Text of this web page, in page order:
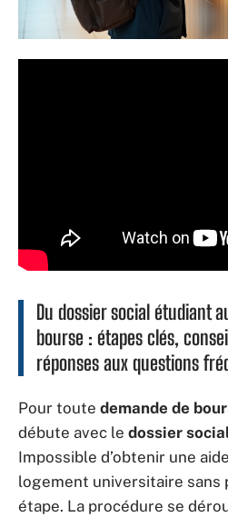
Du dossier social étudiant
bourse : étapes clés,
réponses aux questions
Pour toute demande de
débute avec le dossier
Impossible d’obtenir une
logement universitaire sans
étape. La procédure se